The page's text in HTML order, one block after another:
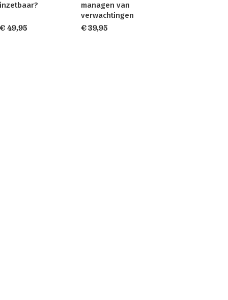
inzetbaar?
€ 49,95
managen van
verwachtingen
€ 39,95